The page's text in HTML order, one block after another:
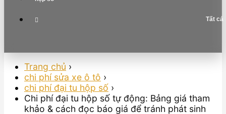
Tất cả
Trang chủ ›
chi phí sửa xe ô tô ›
chi phí đại tu hộp số ›
Chi phí đại tu hộp số tự động: Bảng giá tham
khảo & cách đọc báo giá để tránh phát sinh